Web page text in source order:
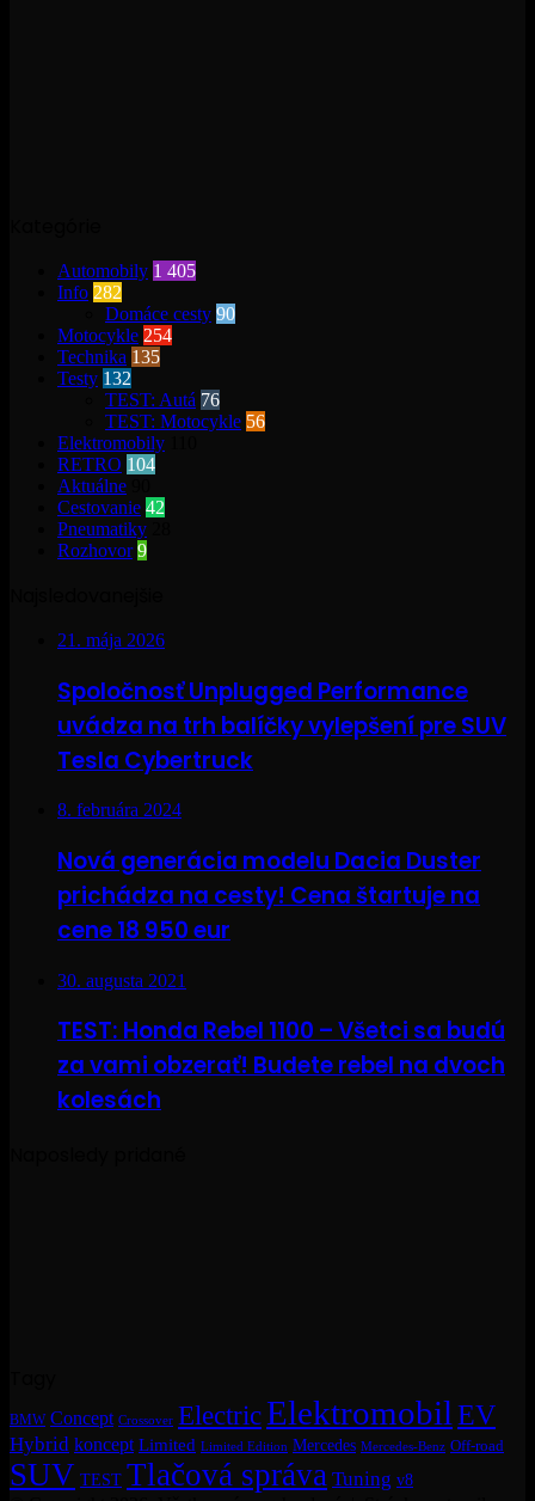
Automobily 1 405
Info 282
Domáce cesty 90
Motocykle 254
Technika 135
Testy 132
TEST: Autá 76
TEST: Motocykle 56
Elektromobily
RETRO 104
Aktuálne
Cestovanie 42
Pneumatiky
Rozhovor 9
21. mája 2026
Spoločnosť Unplugged Performance
uvádza na trh balíčky vylepšení pre SUV
Tesla Cybertruck
8. februára 2024
Nová generácia modelu Dacia Duster
prichádza na cesty! Cena štartuje na
cene 18 950 eur
30. augusta 2021
TEST: Honda Rebel 1100 – Všetci sa budú
za vami obzerať! Budete rebel na dvoch
kolesách
BMW Concept Crossover ElectricElektromobil EV
Hybrid koncept Limited Limited Edition Mercedes Mercedes-Benz Off-road
SUV TEST Tlačová správa Tuning v8